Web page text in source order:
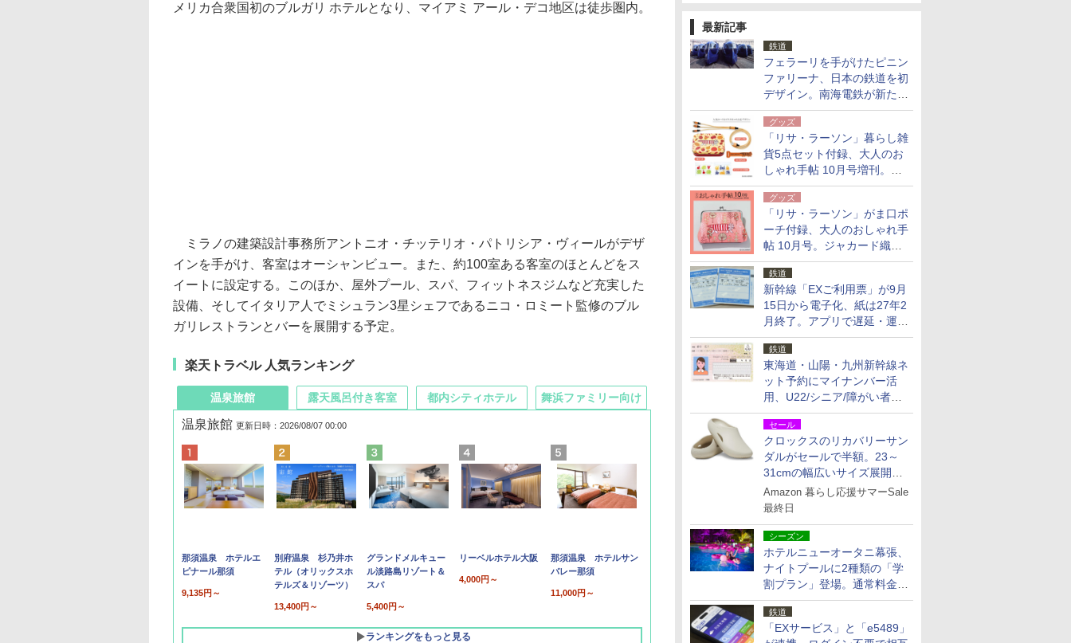
最新記事
鉄道
フェラーリを手がけたピニン
ファリーナ、日本の鉄道を初
デザイン。南海電鉄が新たな
「空港特急」をなにわ筋線へ
導入
グッズ
「リサ・ラーソン」暮らし雑
貨5点セット付録、大人のお
しゃれ手帖 10月号増刊。
USBケーブルや缶ケースなど
グッズ
「リサ・ラーソン」がま口ポ
ーチ付録、大人のおしゃれ手
帖 10月号。ジャカード織の
北欧猫デザイン
鉄道
新幹線「EXご利用票」が9月
15日から電子化、紙は27年2
月終了。アプリで遅延・運休
も確認可能に
鉄道
東海道・山陽・九州新幹線ネ
ット予約にマイナンバー活
用、U22/シニア/障がい者割
を9月15日から発売
セール
クロックスのリカバリーサン
ダルがセールで半額。23～
31cmの幅広いサイズ展開、
独自のクッション素材を採用
Amazon 暮らし応援サマーSale
最終日
シーズン
ホテルニューオータニ幕張、
ナイトプールに2種類の「学
割プラン」登場。通常料金の
およそ半額でお得に夜活
鉄道
「EXサービス」と「e5489」
メリカ合衆国初のブルガリ ホテルとなり、マイアミ アール・デコ地区は徒歩圏内。
ミラノの建築設計事務所アントニオ・チッテリオ・パトリシア・ヴィールがデザ
インを手がけ、客室はオーシャンビュー。また、約100室ある客室のほとんどをス
イートに設定する。このほか、屋外プール、スパ、フィットネスジムなど充実した
設備、そしてイタリア人でミシュラン3星シェフであるニコ・ロミート監修のブル
ガリレストランとバーを展開する予定。
楽天トラベル 人気ランキング
温泉旅館
温泉旅館 更新日時：2026/08/07 00:00
那須温泉 ホテルエ
ピナール那須
9,135円～
別府温泉 杉乃井ホ
テル（オリックスホ
テルズ＆リゾーツ）
13,400円～
グランドメルキュー
ル淡路島リゾート＆
スパ
5,400円～
リーベルホテル大阪
4,000円～
那須温泉 ホテルサン
バレー那須
11,000円～
ランキングをもっと見る
露天風呂付き客室 都内シティホテル 舞浜ファミリー向け